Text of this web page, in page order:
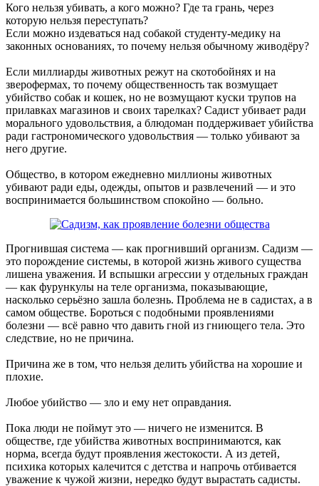
Кого нельзя убивать, а кого можно? Где та грань, через
которую нельзя переступать?
Если можно издеваться над собакой студенту-медику на
законных основаниях, то почему нельзя обычному живодёру?
Если миллиарды животных режут на скотобойнях и на
зверофермах, то почему общественность так возмущает
убийство собак и кошек, но не возмущают куски трупов на
прилавках магазинов и своих тарелках? Садист убивает ради
морального удовольствия, а блюдоман поддерживает убийства
ради гастрономического удовольствия — только убивают за
него другие.
Общество, в котором ежедневно миллионы животных
убивают ради еды, одежды, опытов и развлечений — и это
воспринимается большинством спокойно — больно.
Прогнившая система — как прогнивший организм. Садизм —
это порождение системы, в которой жизнь живого существа
лишена уважения. И вспышки агрессии у отдельных граждан
— как фурункулы на теле организма, показывающие,
насколько серьёзно зашла болезнь. Проблема не в садистах, а в
самом обществе. Бороться с подобными проявлениями
болезни — всё равно что давить гной из гниющего тела. Это
следствие, но не причина.
Причина же в том, что нельзя делить убийства на хорошие и
плохие.
Любое убийство — зло и ему нет оправдания.
Пока люди не поймут это — ничего не изменится. В
обществе, где убийства животных воспринимаются, как
норма, всегда будут проявления жестокости. А из детей,
психика которых калечится с детства и напрочь отбивается
уважение к чужой жизни, нередко будут вырастать садисты.